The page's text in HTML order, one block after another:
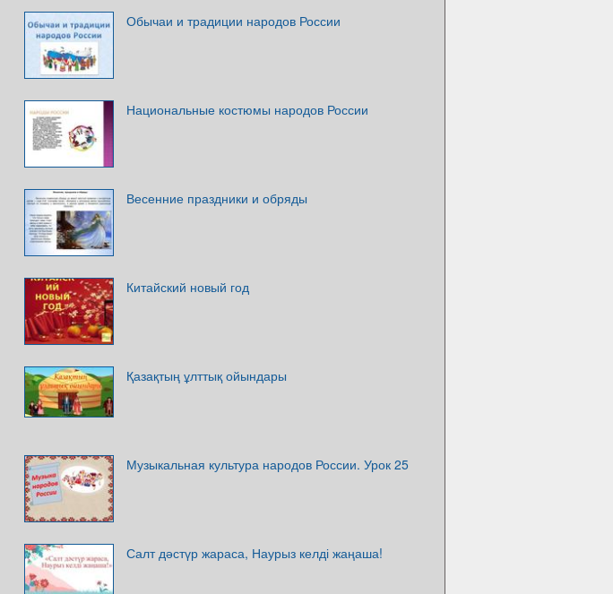
Обычаи и традиции народов России
Национальные костюмы народов России
Весенние праздники и обряды
Китайский новый год
Қазақтың ұлттық ойындары
Музыкальная культура народов России. Урок 25
Салт дәстүр жараса, Наурыз келді жаңаша!